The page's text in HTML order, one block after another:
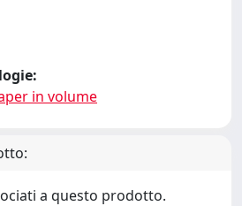
in volume
a questo prodotto.